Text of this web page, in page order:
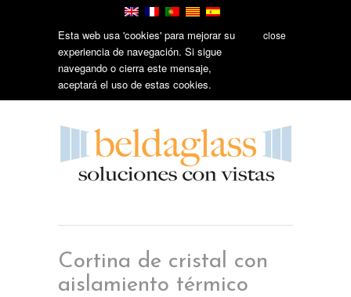
Esta web usa 'cookies' para mejorar su
experiencia de navegación. Si sigue
navegando o cierra este mensaje,
aceptará el uso de estas cookies.
close
Cortina de cristal con
aislamiento térmico